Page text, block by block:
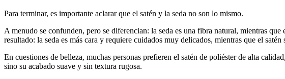
Para terminar, es importante aclarar que el satén y la seda no son lo mismo.
A menudo se confunden, pero se diferencian: la seda es una fibra natural, mientras
resultado: la seda es más cara y requiere cuidados muy delicados, mientras que el
En cuestiones de belleza, muchas personas prefieren el satén de poliéster de alta
sino su acabado suave y sin textura rugosa.